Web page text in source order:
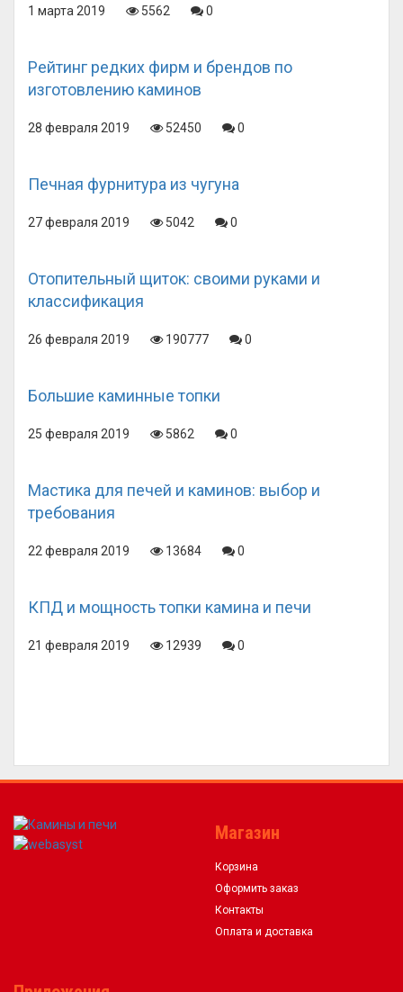
1 марта 2019 5562 0
Рейтинг редких фирм и брендов по
изготовлению каминов
28 февраля 2019 52450 0
Печная фурнитура из чугуна
27 февраля 2019 5042 0
Отопительный щиток: своими руками и
классификация
26 февраля 2019 190777 0
Большие каминные топки
25 февраля 2019 5862 0
Мастика для печей и каминов: выбор и
требования
22 февраля 2019 13684 0
КПД и мощность топки камина и печи
21 февраля 2019 12939 0
Магазин
Корзина
Оформить заказ
Контакты
Оплата и доставка